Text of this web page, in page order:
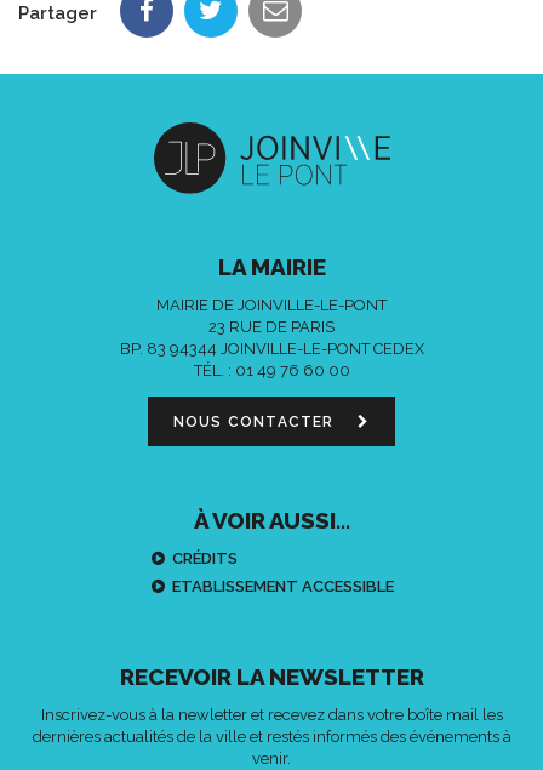
Partager
LA MAIRIE
MAIRIE DE JOINVILLE-LE-PONT
23 RUE DE PARIS
BP. 83 94344 JOINVILLE-LE-PONT CEDEX
TÉL. : 01 49 76 60 00
NOUS CONTACTER
À VOIR AUSSI...
CRÉDITS
ETABLISSEMENT ACCESSIBLE
RECEVOIR LA NEWSLETTER
Inscrivez-vous à la newletter et recevez dans votre boîte mail les
dernières actualités de la ville et restés informés des événements à
venir.